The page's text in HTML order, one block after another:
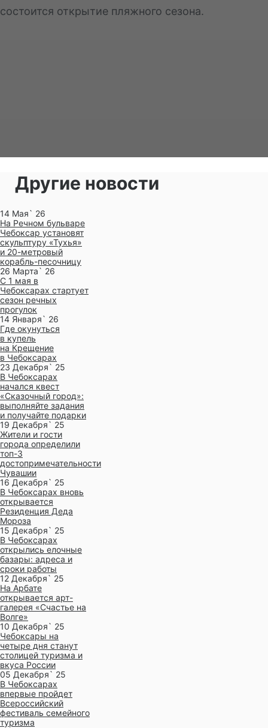
состоится открытие пляжного сезона.
Другие новости
14 Мая` 26
На Речном бульваре
Чебоксар установят
скульптуру «Тухья»
и 20-метровый
корабль-песочницу
26 Марта` 26
С 1 мая в
Чебоксарах стартует
сезон речных
прогулок
14 Января` 26
Где окунуться
в купель
на Крещение
в Чебоксарах
23 Декабря` 25
В Чебоксарах
начался квест
«Сказочный город»:
выполняйте задания
и получайте подарки
19 Декабря` 25
Жители и гости
города определили
топ-3
достопримечательности
Чувашии
16 Декабря` 25
В Чебоксарах вновь
открывается
Резиденция Деда
Мороза
15 Декабря` 25
В Чебоксарах
открылись елочные
базары: адреса и
сроки работы
12 Декабря` 25
На Арбате
открывается арт-
галерея «Счастье на
Волге»
10 Декабря` 25
Чебоксары на
четыре дня станут
столицей туризма и
вкуса России
05 Декабря` 25
В Чебоксарах
впервые пройдет
Всероссийский
фестиваль семейного
туризма